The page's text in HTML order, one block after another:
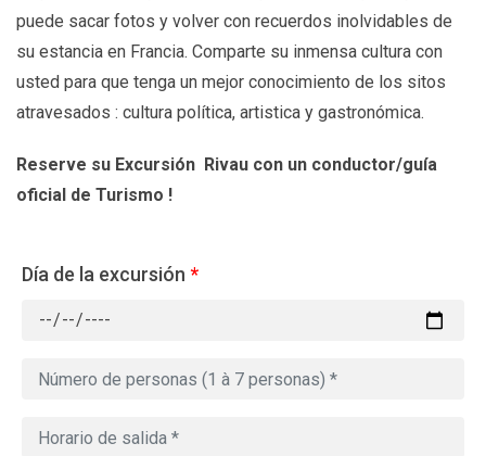
puede sacar fotos y volver con recuerdos inolvidables de
su estancia en Francia. Comparte su inmensa cultura con
usted para que tenga un mejor conocimiento de los sitos
atravesados : cultura política, artistica y gastronómica.
Reserve su Excursión Rivau con un conductor/guía
oficial de Turismo !
Día de la excursión *